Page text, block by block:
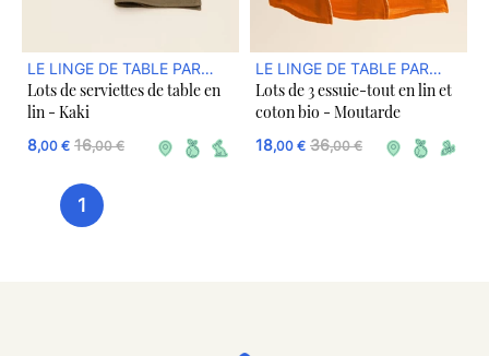
LE LINGE DE TABLE PAR
DREAM ACT
Lots de serviettes de table en
lin - Kaki
8,00 € 16,00 €
LE LINGE DE TABLE PAR
DREAM ACT
Lots de 3 essuie-tout en lin et
coton bio - Moutarde
18,00 € 36,00 €
1